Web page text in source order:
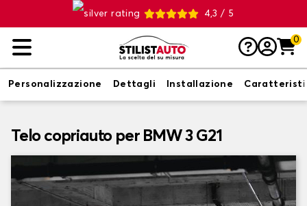
4,3 / 5
0
Personalizzazione Dettagli Installazione
Telo copriauto per BMW 3 G21